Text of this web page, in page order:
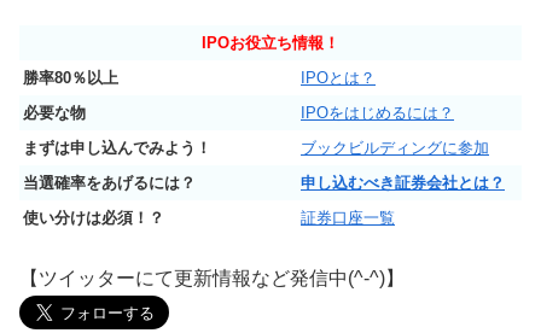
IPOお役立ち情報！
勝率80％以上
IPOとは？
必要な物
IPOをはじめるには？
まずは申し込んでみよう！
ブックビルディングに参加
当選確率をあげるには？
申し込むべき証券会社とは？
使い分けは必須！？
証券口座一覧
【ツイッターにて更新情報など発信中(^-^)】